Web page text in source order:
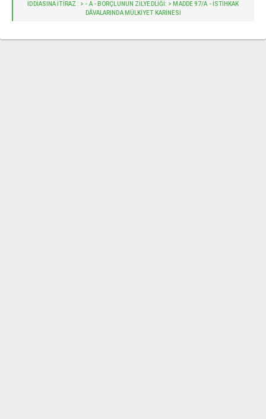
IDDIASINA ITIRAZ : > - A - BORÇLUNUN ZILYEDLIĞI: > MADDE 97/A - İSTIHKAK
DÂVALARINDA MÜLKIYET KARINESI